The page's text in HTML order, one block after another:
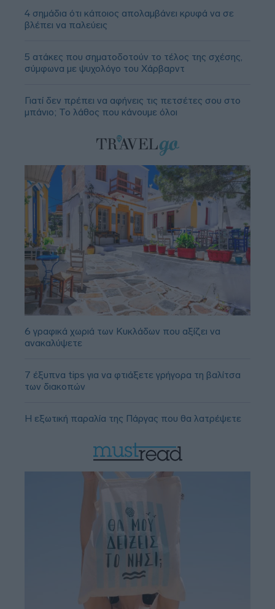
4 σημάδια ότι κάποιος απολαμβάνει κρυφά να σε
βλέπει να παλεύεις
5 ατάκες που σηματοδοτούν το τέλος της σχέσης,
σύμφωνα με ψυχολόγο του Χάρβαρντ
Γιατί δεν πρέπει να αφήνεις τις πετσέτες σου στο
μπάνιο; Το λάθος που κάνουμε όλοι
6 γραφικά χωριά των Κυκλάδων που αξίζει να
ανακαλύψετε
7 έξυπνα tips για να φτιάξετε γρήγορα τη βαλίτσα
των διακοπών
Η εξωτική παραλία της Πάργας που θα λατρέψετε